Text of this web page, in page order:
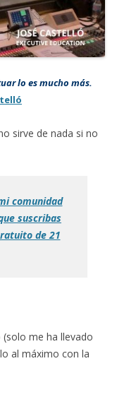
lo es mucho más.
sirve de nada si no
comunidad
suscribas
de 21
me ha llevado
al máximo con la